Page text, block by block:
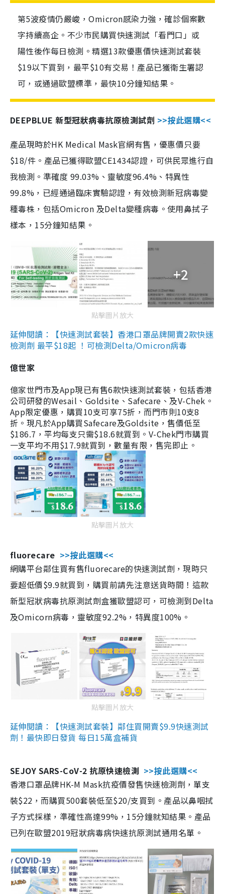
第5波疫情仍嚴峻，Omicron感染力強，確診個案數
字持續高企。不少市民購買快速測試「看門口」或
陽性後作每日檢測。精選13款優惠價快速測試套裝
$19以下買到，最平$10有交易！產品已獲衛生署認
可，或通過歐盟標準，最快10分鐘知結果。
DEEPBLUE 新型冠狀病毒抗原檢測試劑 >>按此選購<<
產品現時於HK Medical Mask官網有售，優惠價只要
$18/件。產品已獲得歐盟CE1434認證，可供民眾進行自
我檢測。準確度 99.03%、靈敏度96.4%、特異性
99.8%，已經通過臨床實驗認證，有效檢測新冠病毒變
種毒株，包括Omicron 及Delta變種病毒。使用鼻拭子
樣本，15分鐘知結果。
+2
點擊圖片放大
延伸閱讀：【快速測試套裝】香港口罩品牌開賣2款快速
檢測劑 最平$18起 ！可檢測Delta/Omicron病毒
億世家
億家世門市及App現已有售6款快速測試套裝，包括香港
公司研發的Wesail、Goldsite、Safecare、及V-Chek。
App限定優惠，購買10支可享75折，而門市則10支8
折。現凡於App購買Safecare及Goldsite，售價低至
$186.7，平均每支只需$18.6就買到。V-Chek門市購買
一支平均不用$17.9就買到，數量有限，售完即止。
點擊圖片放大
fluorecare >>按此選購<<
網購平台鄰住買有售fluorecare的快速測試劑，現時只
要超低價$9.9就買到，購買前請先注意送貨時間！這款
新型冠狀病毒抗原測試劑盒獲歐盟認可，可檢測到Delta
及Omicorn病毒，靈敏度92.2%，特異度100%。
點擊圖片放大
延伸閱讀：【快速測試套裝】鄰住買開賣$9.9快速測試
劑！最快即日發貨 每日15萬盒補貨
SEJOY SARS-CoV-2 抗原快速檢測 >>按此選購<<
香港口罩品牌HK-M Mask抗疫價發售快速檢測劑，單支
裝$22，而購買500套裝低至$20/支買到。產品以鼻咽拭
子方式採樣，準確性高達99%，15分鐘就知結果。產品
已列在歐盟2019冠狀病毒病快速抗原測試通用名單。